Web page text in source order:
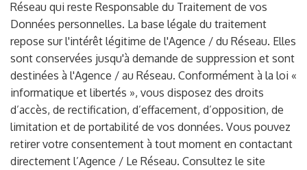
Réseau qui reste Responsable du Traitement de vos
Données personnelles. La base légale du traitement
repose sur l'intérêt légitime de l'Agence / du Réseau. Elles
sont conservées jusqu'à demande de suppression et sont
destinées à l'Agence / au Réseau. Conformément à la loi «
informatique et libertés », vous disposez des droits
d’accès, de rectification, d’effacement, d’opposition, de
limitation et de portabilité de vos données. Vous pouvez
retirer votre consentement à tout moment en contactant
directement l’Agence / Le Réseau. Consultez le site